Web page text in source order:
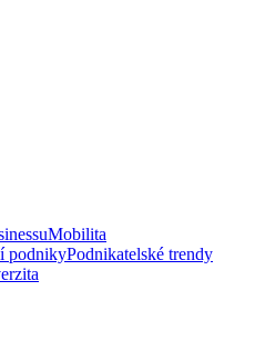
Mobilita
podnikyPodnikatelské trendy